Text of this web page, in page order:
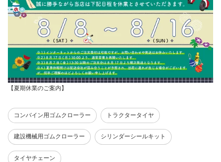
【夏期休業のご案内】
コンバイン用ゴムクローラー トラクタータイヤ
建設機械用ゴムクローラー シリンダーシールキット
タイヤチェーン